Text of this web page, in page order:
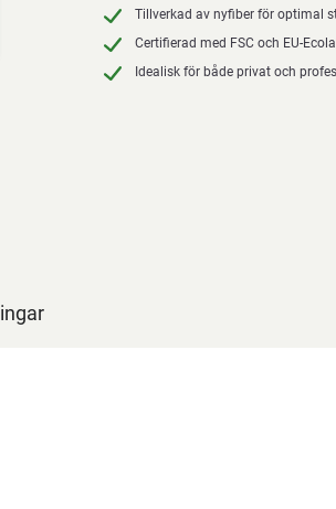
Tillverkad av nyfiber för optimal
Certifierad med FSC och EU-
Idealisk för både privat och